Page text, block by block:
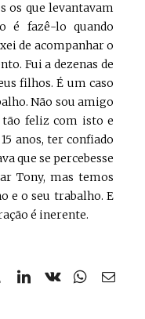
os que levantavam
é fazê-lo quando
de acompanhar o
Fui a dezenas de
filhos. É um caso
Não sou amigo
feliz com isto e
anos, ter confiado
que se percebesse
Tony, mas temos
e o seu trabalho. E
é inerente.